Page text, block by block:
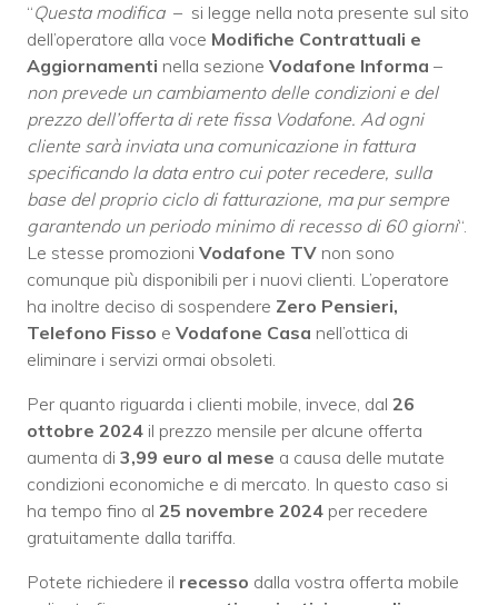
“Questa modifica – si legge nella nota presente sul sito
dell’operatore alla voce Modifiche Contrattuali e
Aggiornamenti nella sezione Vodafone Informa –
non prevede un cambiamento delle condizioni e del
prezzo dell’offerta di rete fissa Vodafone. Ad ogni
cliente sarà inviata una comunicazione in fattura
specificando la data entro cui poter recedere, sulla
base del proprio ciclo di fatturazione, ma pur sempre
garantendo un periodo minimo di recesso di 60 giorni“.
Le stesse promozioni Vodafone TV non sono
comunque più disponibili per i nuovi clienti. L’operatore
ha inoltre deciso di sospendere Zero Pensieri,
Telefono Fisso e Vodafone Casa nell’ottica di
eliminare i servizi ormai obsoleti.
Per quanto riguarda i clienti mobile, invece, dal 26
ottobre 2024 il prezzo mensile per alcune offerta
aumenta di 3,99 euro al mese a causa delle mutate
condizioni economiche e di mercato. In questo caso si
ha tempo fino al 25 novembre 2024 per recedere
gratuitamente dalla tariffa.
Potete richiedere il recesso dalla vostra offerta mobile